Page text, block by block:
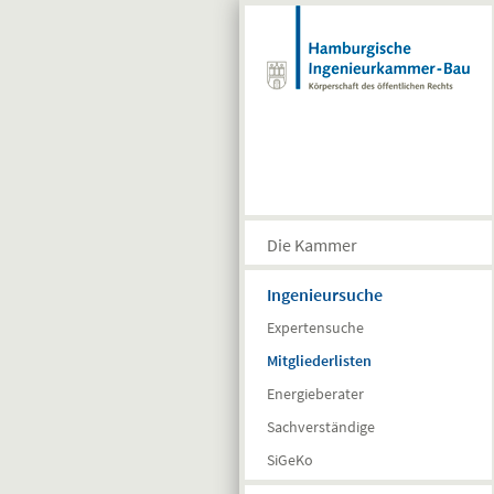
Die Kammer
Ingenieursuche
Expertensuche
Mitgliederlisten
Energieberater
Sachverständige
SiGeKo